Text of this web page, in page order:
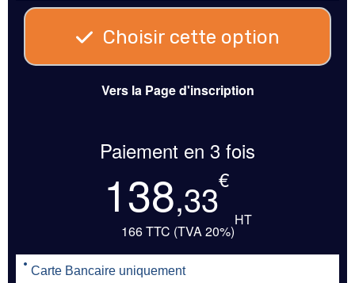
Choisir cette option
Vers la Page d'inscription
Paiement en 3 fois
138,33€
HT
166 TTC (TVA 20%)
Carte Bancaire uniquement